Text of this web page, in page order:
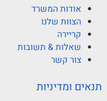
אודות המשרד
הצוות שלנו
קריירה
שאלות & תשובות
צור קשר
תנאים ומדיניות